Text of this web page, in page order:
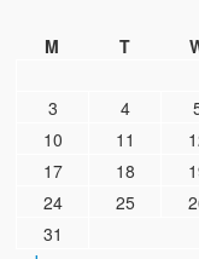
M
T
3
4
10
11
17
18
24
25
31